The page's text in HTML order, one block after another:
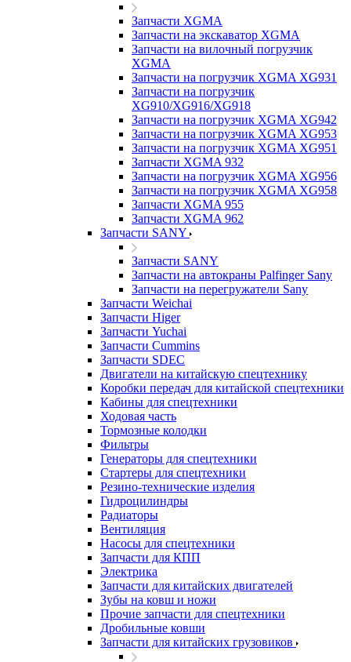
Запчасти XGMA
Запчасти на экскаватор XGMA
Запчасти на вилочный погрузчик
XGMA
Запчасти на погрузчик XGMA XG931
Запчасти на погрузчик
XG910/XG916/XG918
Запчасти на погрузчик XGMA XG942
Запчасти на погрузчик XGMA XG953
Запчасти на погрузчик XGMA XG951
Запчасти XGMA 932
Запчасти на погрузчик XGMA XG956
Запчасти на погрузчик XGMA XG958
Запчасти XGMA 955
Запчасти XGMA 962
Запчасти SANY
Запчасти SANY
Запчасти на автокраны Palfinger Sany
Запчасти на перегружатели Sany
Запчасти Weichai
Запчасти Higer
Запчасти Yuchai
Запчасти Cummins
Запчасти SDEC
Двигатели на китайскую спецтехнику
Коробки передач для китайской спецтехники
Кабины для спецтехники
Ходовая часть
Тормозные колодки
Фильтры
Генераторы для спецтехники
Стартеры для спецтехники
Резино-технические изделия
Гидроцилиндры
Радиаторы
Вентиляция
Насосы для спецтехники
Запчасти для КПП
Электрика
Запчасти для китайских двигателей
Зубы на ковш и ножи
Прочие запчасти для спецтехники
Дробильные ковши
Запчасти для китайских грузовиков